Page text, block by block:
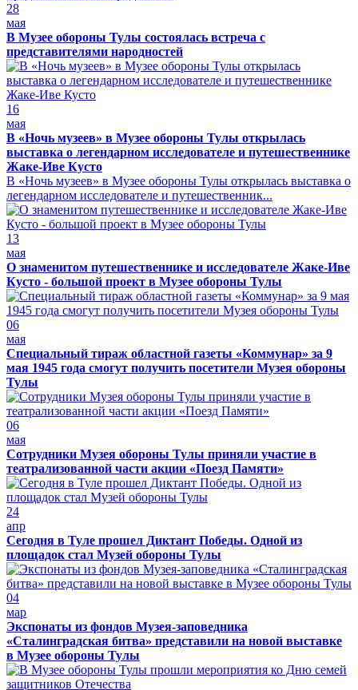
28
мая
В Музее обороны Тулы состоялась встреча с
представителями народностей
16
мая
В «Ночь музеев» в Музее обороны Тулы открылась
выставка о легендарном исследователе и путешественнике
Жаке-Иве Кусто
В «Ночь музеев» в Музее обороны Тулы открылась выставка о
легендарном исследователе и путешественник...
13
мая
О знаменитом путешественнике и исследователе Жаке-Иве
Кусто - большой проект в Музее обороны Тулы
06
мая
Специальный тираж областной газеты «Коммунар» за 9
мая 1945 года смогут получить посетители Музея обороны
Тулы
06
мая
Сотрудники Музея обороны Тулы приняли участие в
театрализованной части акции «Поезд Памяти»
24
апр
Сегодня в Туле прошел Диктант Победы. Одной из
площадок стал Музей обороны Тулы
04
мар
Экспонаты из фондов Музея-заповедника
«Сталинградская битва» представили на новой выставке
в Музее обороны Тулы